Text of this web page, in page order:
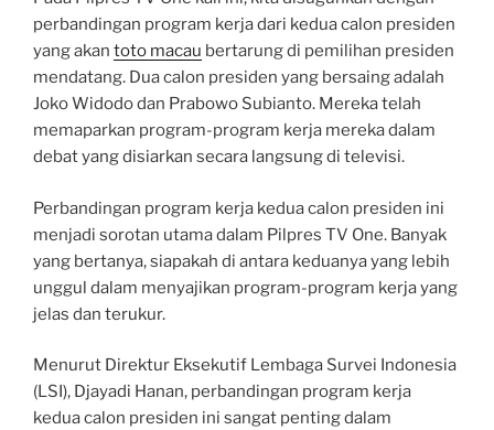
perbandingan program kerja dari kedua calon presiden
yang akan toto macau bertarung di pemilihan presiden
mendatang. Dua calon presiden yang bersaing adalah
Joko Widodo dan Prabowo Subianto. Mereka telah
memaparkan program-program kerja mereka dalam
debat yang disiarkan secara langsung di televisi.
Perbandingan program kerja kedua calon presiden ini
menjadi sorotan utama dalam Pilpres TV One. Banyak
yang bertanya, siapakah di antara keduanya yang lebih
unggul dalam menyajikan program-program kerja yang
jelas dan terukur.
Menurut Direktur Eksekutif Lembaga Survei Indonesia
(LSI), Djayadi Hanan, perbandingan program kerja
kedua calon presiden ini sangat penting dalam